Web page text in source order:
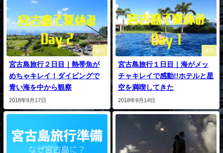
旅行
宮古島旅行２日目｜熱帯魚が
めちゃキレイ！ダイビングで
青い海を中から観察
2018年9月17日
旅行
宮古島旅行１日目｜海がメッ
チャキレイで感動!!ホテルと星
空を満喫してきた
2018年9月14日